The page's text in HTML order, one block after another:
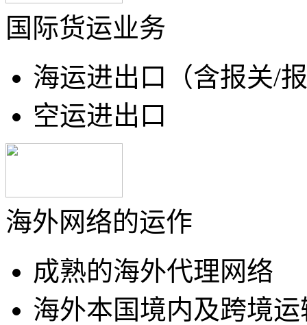
国际货运业务
海运进出口（含报关/
空运进出口
海外网络的运作
成熟的海外代理网络
海外本国境内及跨境运